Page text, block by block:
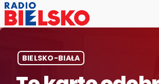
BIELSKO-BIAŁA